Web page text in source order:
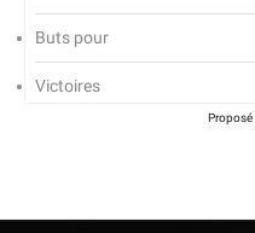
Buts pour
Victoires
Proposé